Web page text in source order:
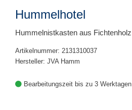
Hummelhotel
Hummelnistkasten aus Fichtenholz
Artikelnummer: 2131310037
Hersteller: JVA Hamm
Bearbeitungszeit bis zu 3 Werktagen